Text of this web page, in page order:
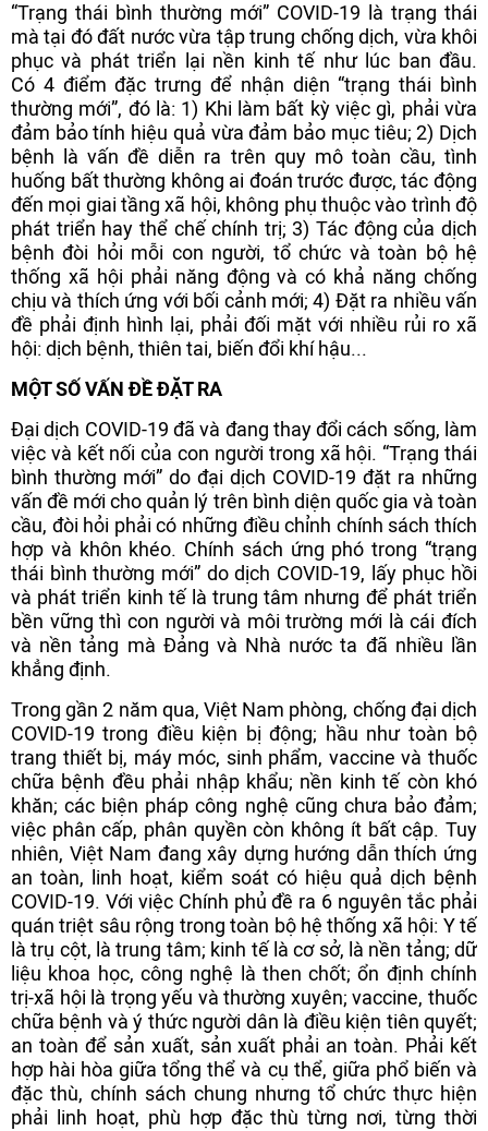
“Trạng thái bình thường mới” COVID-19 là trạng thái
mà tại đó đất nước vừa tập trung chống dịch, vừa khôi
phục và phát triển lại nền kinh tế như lúc ban đầu.
Có 4 điểm đặc trưng để nhận diện “trạng thái bình
thường mới”, đó là: 1) Khi làm bất kỳ việc gì, phải vừa
đảm bảo tính hiệu quả vừa đảm bảo mục tiêu; 2) Dịch
bệnh là vấn đề diễn ra trên quy mô toàn cầu, tình
huống bất thường không ai đoán trước được, tác động
đến mọi giai tầng xã hội, không phụ thuộc vào trình độ
phát triển hay thể chế chính trị; 3) Tác động của dịch
bệnh đòi hỏi mỗi con người, tổ chức và toàn bộ hệ
thống xã hội phải năng động và có khả năng chống
chịu và thích ứng với bối cảnh mới; 4) Đặt ra nhiều vấn
đề phải định hình lại, phải đối mặt với nhiều rủi ro xã
hội: dịch bệnh, thiên tai, biến đổi khí hậu...
MỘT SỐ VẤN ĐỀ ĐẶT RA
Đại dịch COVID-19 đã và đang thay đổi cách sống, làm
việc và kết nối của con người trong xã hội. “Trạng thái
bình thường mới” do đại dịch COVID-19 đặt ra những
vấn đề mới cho quản lý trên bình diện quốc gia và toàn
cầu, đòi hỏi phải có những điều chỉnh chính sách thích
hợp và khôn khéo. Chính sách ứng phó trong “trạng
thái bình thường mới” do dịch COVID-19, lấy phục hồi
và phát triển kinh tế là trung tâm nhưng để phát triển
bền vững thì con người và môi trường mới là cái đích
và nền tảng mà Đảng và Nhà nước ta đã nhiều lần
khẳng định.
Trong gần 2 năm qua, Việt Nam phòng, chống đại dịch
COVID-19 trong điều kiện bị động; hầu như toàn bộ
trang thiết bị, máy móc, sinh phẩm, vaccine và thuốc
chữa bệnh đều phải nhập khẩu; nền kinh tế còn khó
khăn; các biện pháp công nghệ cũng chưa bảo đảm;
việc phân cấp, phân quyền còn không ít bất cập. Tuy
nhiên, Việt Nam đang xây dựng hướng dẫn thích ứng
an toàn, linh hoạt, kiểm soát có hiệu quả dịch bệnh
COVID-19. Với việc Chính phủ đề ra 6 nguyên tắc phải
quán triệt sâu rộng trong toàn bộ hệ thống xã hội: Y tế
là trụ cột, là trung tâm; kinh tế là cơ sở, là nền tảng; dữ
liệu khoa học, công nghệ là then chốt; ổn định chính
trị-xã hội là trọng yếu và thường xuyên; vaccine, thuốc
chữa bệnh và ý thức người dân là điều kiện tiên quyết;
an toàn để sản xuất, sản xuất phải an toàn. Phải kết
hợp hài hòa giữa tổng thể và cụ thể, giữa phổ biến và
đặc thù, chính sách chung nhưng tổ chức thực hiện
phải linh hoạt, phù hợp đặc thù từng nơi, từng thời